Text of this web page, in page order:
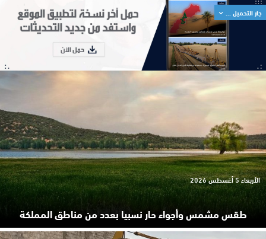
طقس مشمس وأجواء حار نسبيا بعدد من مناطق المملكة
الأربعاء 5 أغسطس 2026
جار التحميل ...